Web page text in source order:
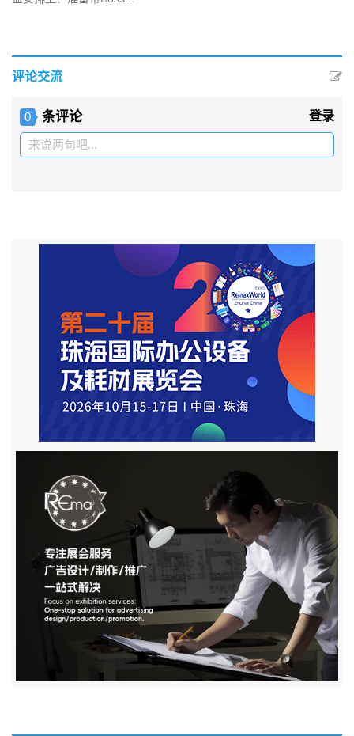
评论交流
0 条评论 登录
来说两句吧...